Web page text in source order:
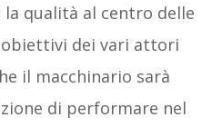
qualità al centro delle
dei vari attori
il macchinario sarà
di performare nel